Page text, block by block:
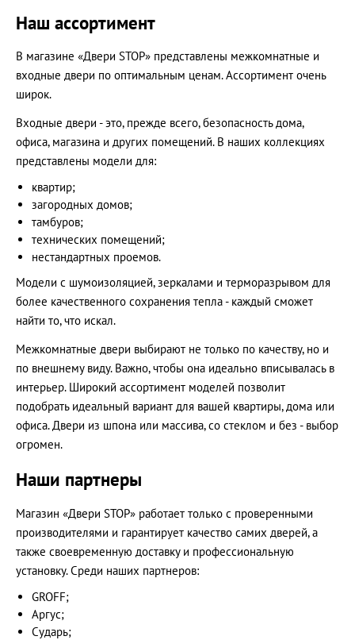
Наш ассортимент
В магазине «Двери STOP» представлены межкомнатные и
входные двери по оптимальным ценам. Ассортимент очень
широк.
Входные двери - это, прежде всего, безопасность дома,
офиса, магазина и других помещений. В наших коллекциях
представлены модели для:
квартир;
загородных домов;
тамбуров;
технических помещений;
нестандартных проемов.
Модели с шумоизоляцией, зеркалами и терморазрывом для
более качественного сохранения тепла - каждый сможет
найти то, что искал.
Межкомнатные двери выбирают не только по качеству, но и
по внешнему виду. Важно, чтобы она идеально вписывалась в
интерьер. Широкий ассортимент моделей позволит
подобрать идеальный вариант для вашей квартиры, дома или
офиса. Двери из шпона или массива, со стеклом и без - выбор
огромен.
Наши партнеры
Магазин «Двери STOP» работает только с проверенными
производителями и гарантирует качество самих дверей, а
также своевременную доставку и профессиональную
установку. Среди наших партнеров:
GROFF;
Аргус;
Сударь;